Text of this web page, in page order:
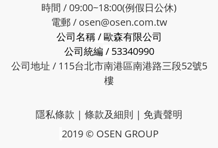
時間 / 09:00~18:00(例假日公休)
電郵 / osen@osen.com.tw
公司名稱/歐森有限公司
公司統編 / 53340990
公司地址 / 115台北市南港區南港路三段52號5
樓
隱私條款 | 條款及細則 | 免責聲明
2019 © OSEN GROUP